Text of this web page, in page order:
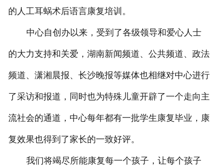
的人工耳蜗术后语言康复培训。
中心自创办以来，受到了各级领导和爱心人士
的大力支持和关爱，湖南新闻频道、公共频道、政法
频道、潇湘晨报、长沙晚报等媒体也相继对中心进行
了采访和报道，同时也为特殊儿童开辟了一个走向主
流社会的通道，中心每年都有一批学生康复毕业，康
复效果也得到了家长的一致好评。
我们将竭尽所能康复每一个孩子，让每个孩子